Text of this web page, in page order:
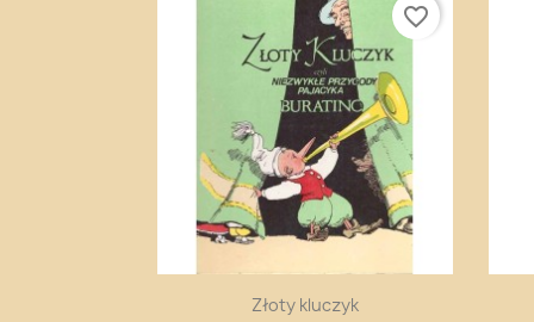
Szybki podgląd
Złoty kluczyk
favorite_border